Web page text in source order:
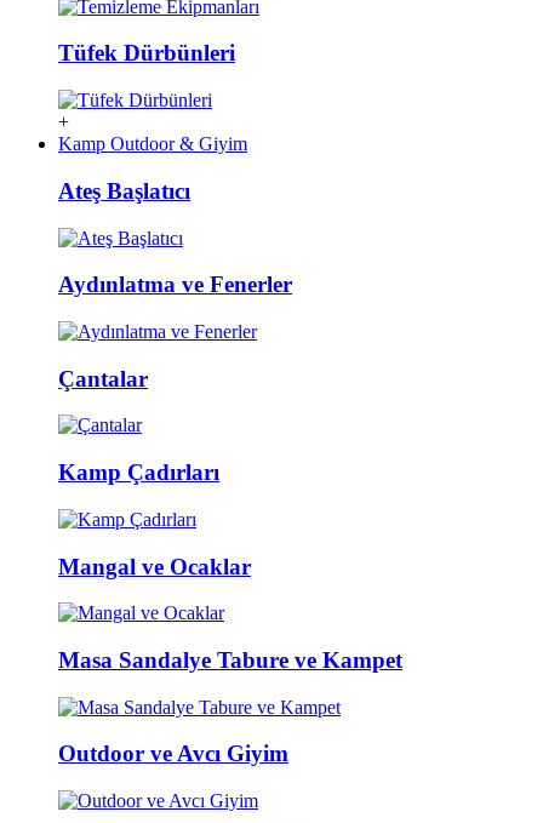
Tüfek Dürbünleri
+
Kamp Outdoor & Giyim
Ateş Başlatıcı
Aydınlatma ve Fenerler
Çantalar
Kamp Çadırları
Mangal ve Ocaklar
Masa Sandalye Tabure ve Kampet
Outdoor ve Avcı Giyim